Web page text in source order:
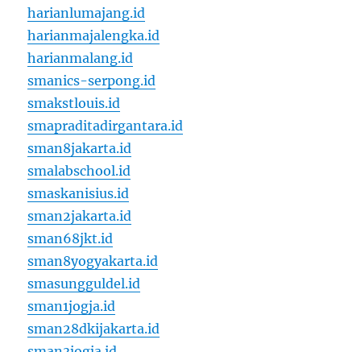
harianlumajang.id
harianmajalengka.id
harianmalang.id
smanics-serpong.id
smakstlouis.id
smapraditadirgantara.id
sman8jakarta.id
smalabschool.id
smaskanisius.id
sman2jakarta.id
sman68jkt.id
sman8yogyakarta.id
smasungguldel.id
sman1jogja.id
sman28dkijakarta.id